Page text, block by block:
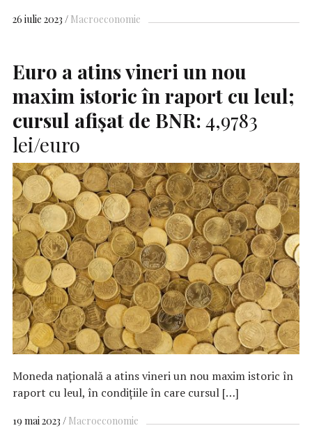
26 iulie 2023 Macroeconomie
Euro a atins vineri un nou
maxim istoric în raport cu leul;
cursul afişat de BNR: 4,9783
lei/euro
Moneda naţională a atins vineri un nou maxim istoric în
raport cu leul, în condiţiile în care cursul […]
19 mai 2023 Macroeconomie